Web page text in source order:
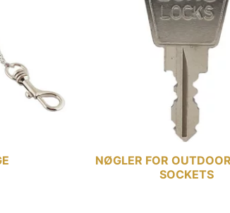
NØGLER FOR
SOCKETS